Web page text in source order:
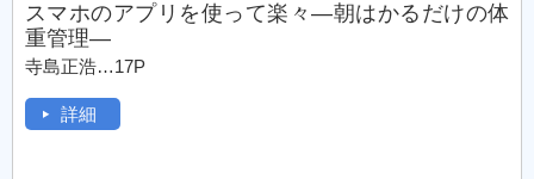
スマホのアプリを使って楽々―朝はかるだけの体
重管理―
寺島正浩…17P
詳細